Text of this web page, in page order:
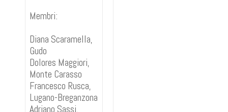
Membri:
Diana Scaramella,
Gudo
Dolores Maggiori,
Monte Carasso
Francesco Rusca,
Lugano-Breganzona
Adriano Sassi,